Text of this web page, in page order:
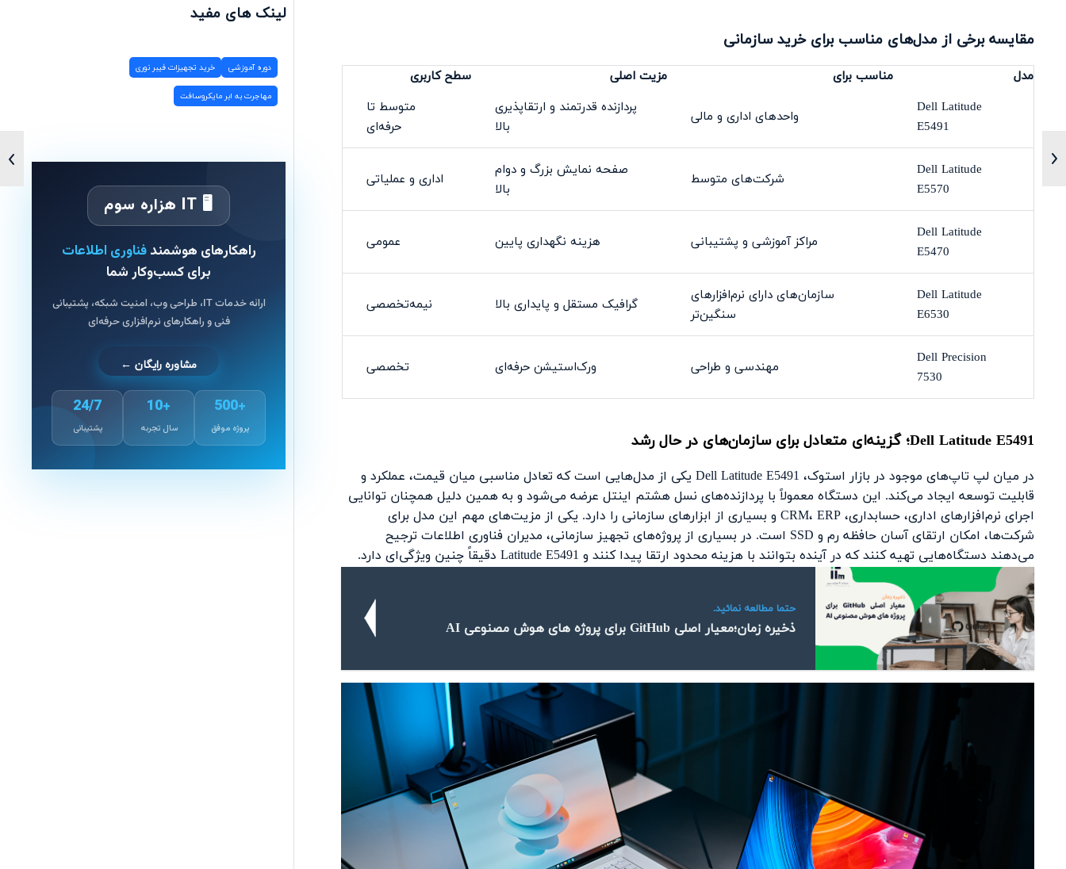
مقایسه برخی از مدل‌های مناسب برای خرید سازمانی
مدل مناسب برای مزیت اصلی
سطح کاربری
Dell Latitude
E5491
واحدهای اداری و مالی
پردازنده قدرتمند و ارتقاپذیری
بالا
متوسط تا
حرفه‌ای
Dell Latitude
E5570
شرکت‌های متوسط
صفحه نمایش بزرگ و دوام
بالا
اداری و عملیاتی
Dell Latitude
E5470
مراکز آموزشی و پشتیبانی هزینه نگهداری پایین عمومی
Dell Latitude
E6530
سازمان‌های دارای نرم‌افزارهای
سنگین‌تر
گرافیک مستقل و پایداری بالا نیمه‌تخصصی
Dell Precision
7530
مهندسی و طراحی ورک‌استیشن حرفه‌ای تخصصی
Dell Latitude E5491؛ گزینه‌ای متعادل برای سازمان‌های در حال رشد
در میان لپ تاپ‌های موجود در بازار استوک، Dell Latitude E5491 یکی از مدل‌هایی است که تعادل مناسبی میان قیمت، عملکرد و
قابلیت توسعه ایجاد می‌کند. این دستگاه معمولاً با پردازنده‌های نسل هشتم اینتل عرضه می‌شود و به همین دلیل همچنان توانایی
اجرای نرم‌افزارهای اداری، حسابداری، CRM، ERP و بسیاری از ابزارهای سازمانی را دارد. یکی از مزیت‌های مهم این مدل برای
شرکت‌ها، امکان ارتقای آسان حافظه رم و SSD است. در بسیاری از پروژه‌های تجهیز سازمانی، مدیران فناوری اطلاعات ترجیح
می‌دهند دستگاه‌هایی تهیه کنند که در آینده بتوانند با هزینه محدود ارتقا پیدا کنند و Latitude E5491 دقیقاً چنین ویژگی‌ای دارد.
حتما مطالعه نمائید.
ذخیره زمان؛معیار اصلی GitHub برای پروژه های هوش مصنوعی AI
لینک های مفید
دوره آموزشی خرید تجهیزات فیبر نوری
مهاجرت به ابر مایکروسافت
🖥 IT هزاره سوم
راهکارهای هوشمندفناوری اطلاعات
برای کسب‌وکار شما
ارائه خدمات IT، طراحی وب، امنیت شبکه، پشتیبانی
فنی و راهکارهای نرم‌افزاری حرفه‌ای
مشاوره رایگان ←
+500
پروژه موفق
+10
سال تجربه
24/7
پشتیبانی